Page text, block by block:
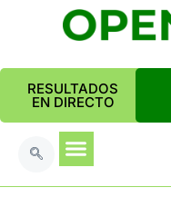
RESULTADOS
EN DIRECTO